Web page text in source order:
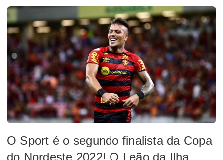
O Sport é o segundo finalista da Copa
do Nordeste 2022! O Leão da Ilha